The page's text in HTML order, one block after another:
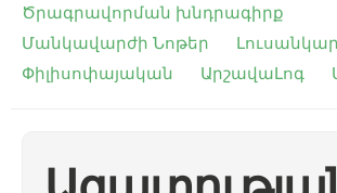
Ծրագրավորման խնդրագիրք
Մանկավարժի Նոթեր
Փիլիսոփայական
ԱրշավաԼոգ